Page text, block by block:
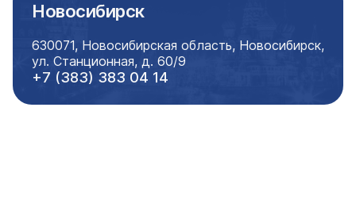
Новосибирск
630071, Новосибирская область, Новосибирск,
ул. Станционная, д. 60/9
+7 (383) 383 04 14